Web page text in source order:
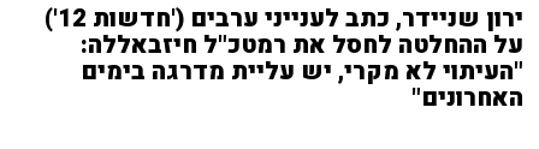
ירון שניידר, כתב לענייני ערבים ('חדשות 12')
על ההחלטה לחסל את רמטכ"ל חיזבאללה:
"העיתוי לא מקרי, יש עליית מדרגה בימים
האחרונים"